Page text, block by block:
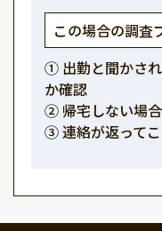
この場合の調査
① 出勤と聞かさ
か確認
② 帰宅しない場
③ 連絡が返って